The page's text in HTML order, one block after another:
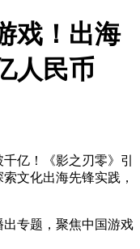
戏！出海
人民币
亿！《影之刃零》引
文化出海先锋实践，
专题，聚焦中国游戏